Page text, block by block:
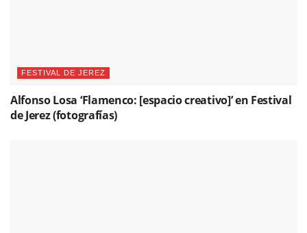
FESTIVAL DE JEREZ
Alfonso Losa ‘Flamenco: [espacio creativo]’ en Festival
de Jerez (fotografías)